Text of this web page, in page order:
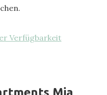
Verfügbarkeit